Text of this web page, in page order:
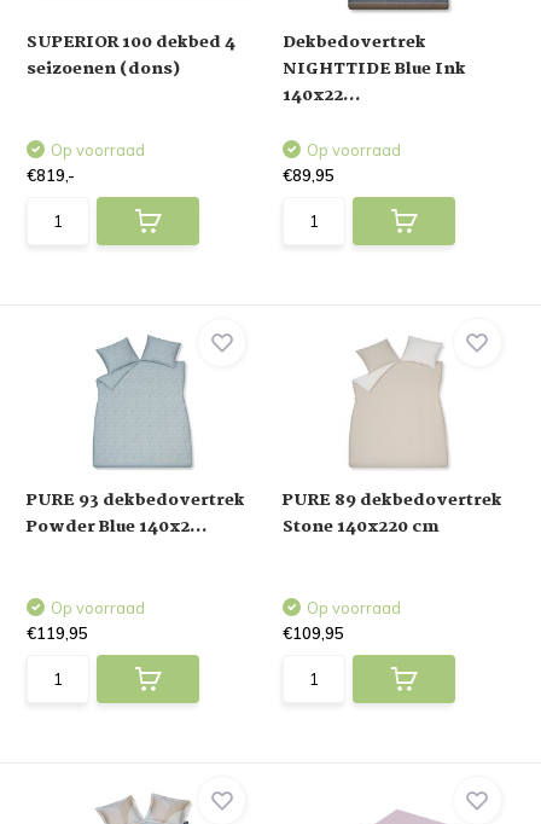
SUPERIOR 100 dekbed 4
seizoenen (dons)
Op voorraad
€819,-
Dekbedovertrek
NIGHTTIDE Blue Ink
140x22...
Op voorraad
€89,95
PURE 93 dekbedovertrek
Powder Blue 140x2...
Op voorraad
€119,95
PURE 89 dekbedovertrek
Stone 140x220 cm
Op voorraad
€109,95